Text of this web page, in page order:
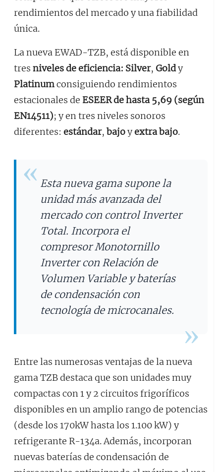
rendimientos del mercado y una fiabilidad
única.
La nueva EWAD-TZB, está disponible en
tres niveles de eficiencia: Silver, Goldy
Platinumconsiguiendo rendimientos
estacionales de ESEER de hasta 5,69 (según
EN14511); y en tres niveles sonoros
diferentes: estándar, bajoyextra bajo.
Esta nueva gama supone la
unidad más avanzada del
mercado con control Inverter
Total. Incorpora el
compresor Monotornillo
Inverter con Relación de
Volumen Variable y baterías
de condensación con
tecnología de microcanales.
Entre las numerosas ventajas de la nueva
gama TZB destaca que son unidades muy
compactas con 1 y 2 circuitos frigoríficos
disponibles en un amplio rango de potencias
(desde los 170kW hasta los 1.100 kW) y
refrigerante R-134a. Además, incorporan
nuevas baterías de condensación de